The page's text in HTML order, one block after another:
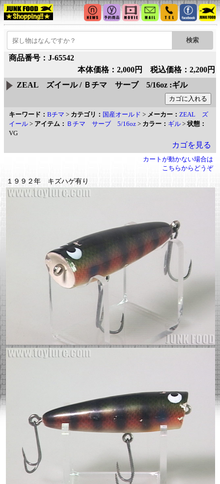
商品番号：J-65542
本体価格：2,000円 税込価格：2,200円
ZEAL ズイール / Ｂチマ サーブ 5/16oz :ギル
キーワード： Bチマ > カテゴリ： 国産オールド > メーカー： ZEAL ズ
イール > アイテム： Ｂチマ サーブ 5/16oz > カラー： ギル >状態：
VG
カゴを見る
カートが動かない場合は
こちらからどうぞ
１９９２年 キズハゲ有り